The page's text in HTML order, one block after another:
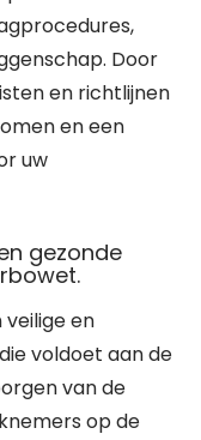
Door
en richtlijnen
en een
uw
gezonde
en
voldoet aan de
van de
op de